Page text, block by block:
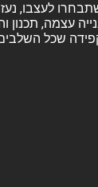
לעצבו,
עצמה, תכנון
שכל השלבים